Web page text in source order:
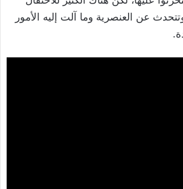
عن العنصرية وما آلت إليه الأمور